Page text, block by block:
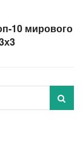
10 мирового